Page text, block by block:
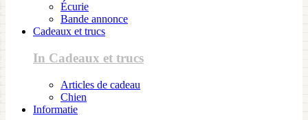
Écurie
Bande annonce
Cadeaux et trucs
In Cadeaux et trucs
Articles de cadeau
Chien
Informatie